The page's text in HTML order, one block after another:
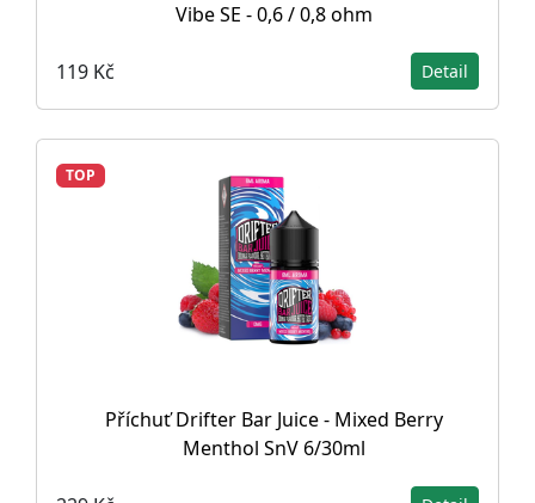
Vibe SE - 0,6 / 0,8 ohm
119 Kč Detail
TOP
Příchuť Drifter Bar Juice - Mixed Berry
Menthol SnV 6/30ml